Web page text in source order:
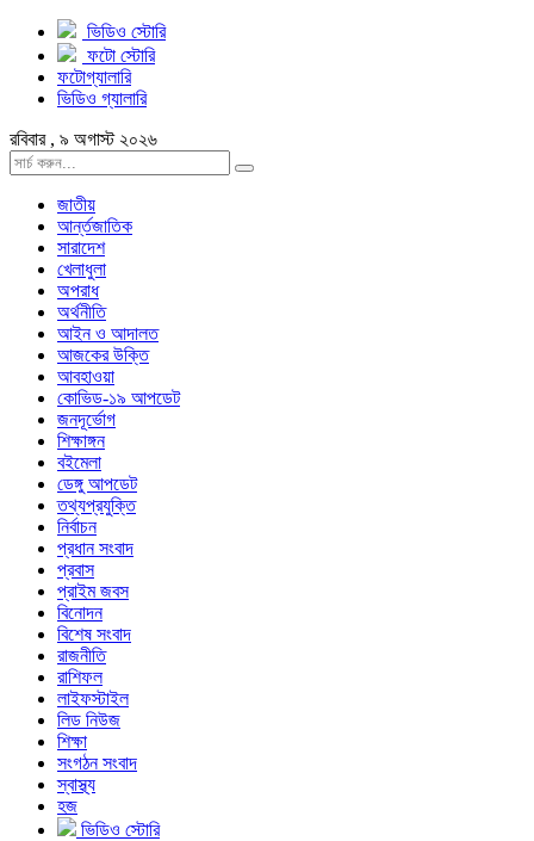
ভিডিও স্টোরি
ফটো স্টোরি
ফটোগ্যালারি
ভিডিও গ্যালারি
রবিবার , ৯ অগাস্ট ২০২৬
জাতীয়
আর্ন্তজাতিক
সারাদেশ
খেলাধুলা
অপরাধ
অর্থনীতি
আইন ও আদালত
আজকের উক্তি
আবহাওয়া
কোভিড-১৯ আপডেট
জনদূর্ভোগ
শিক্ষাঙ্গন
বইমেলা
ডেঙ্গু আপডেট
তথ্যপ্রযুক্তি
নির্বাচন
প্রধান সংবাদ
প্রবাস
প্রাইম জবস
বিনোদন
বিশেষ সংবাদ
রাজনীতি
রাশিফল
লাইফস্টাইল
লিড নিউজ
শিক্ষা
সংগঠন সংবাদ
স্বাস্থ্য
হজ
ভিডিও স্টোরি